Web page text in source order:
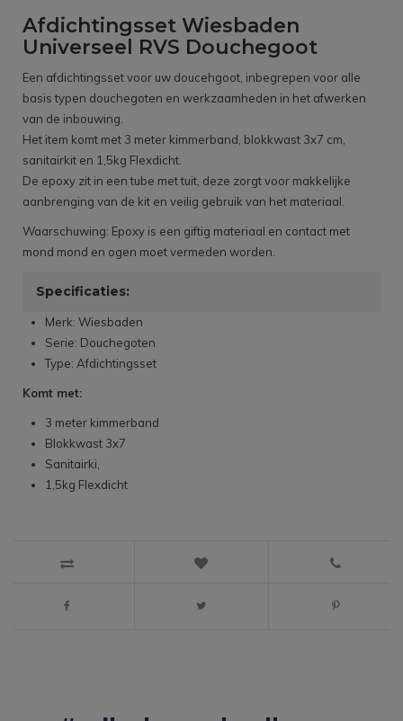
Afdichtingsset Wiesbaden
Universeel RVS Douchegoot
Een afdichtingsset voor uw doucehgoot, inbegrepen voor alle
basis typen douchegoten en werkzaamheden in het afwerken
van de inbouwing.
Het item komt met 3 meter kimmerband, blokkwast 3x7 cm,
sanitairkit en 1,5kg Flexdicht.
De epoxy zit in een tube met tuit, deze zorgt voor makkelijke
aanbrenging van de kit en veilig gebruik van het materiaal.
Waarschuwing: Epoxy is een giftig materiaal en contact met
mond mond en ogen moet vermeden worden.
Specificaties:
Merk: Wiesbaden
Serie: Douchegoten
Type: Afdichtingsset
Komt met:
3 meter kimmerband
Blokkwast 3x7
Sanitairki,
1,5kg Flexdicht